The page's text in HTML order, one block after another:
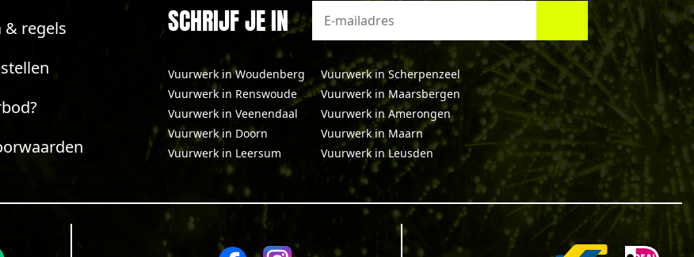
& regels
SCHRIJF JE IN
Vuurwerk in Woudenberg
Vuurwerk in Scherpenzeel
Vuurwerk in Renswoude
Vuurwerk in Maarsbergen
Vuurwerk in Veenendaal
Vuurwerk in Amerongen
Vuurwerk in Doorn
Vuurwerk in Maarn
Vuurwerk in Leersum
Vuurwerk in Leusden